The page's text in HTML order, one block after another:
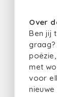
Over
Ben jij
met
voor